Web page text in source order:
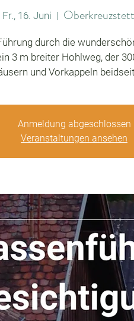
Fr., 16. Juni
  |
durch die
3 m breiter Hohlweg, der
und Vorkappeln
Anmeldung abgeschlossen
Veranstaltungen ansehen